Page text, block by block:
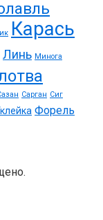
Карась
Линь Минога
Сарган Сиг
Форель